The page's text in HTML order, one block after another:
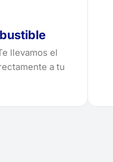
llevamos el
a tu